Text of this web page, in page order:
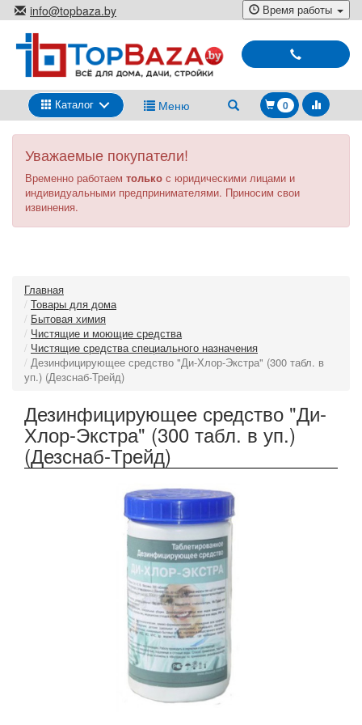
Перейти
к
основному
содержанию
Время работы
info@topbaza.by
г.Минск, ул. Радиальная, 40,
каб. 707-5
Выбирай
ипокупай
Каталог Меню 0
Уважаемые покупатели!
Временно работаем только с юридическими лицами и
индивидуальными предпринимателями. Приносим свои
извинения.
Главная
Товары для дома
Бытовая химия
Чистящие и моющие средства
Чистящие средства специального назначения
Дезинфицирующее средство "Ди-Хлор-Экстра" (300 табл. в
уп.) (Дезснаб-Трейд)
Дезинфицирующее средство "Ди-
Хлор-Экстра" (300 табл. в уп.)
(Дезснаб-Трейд)